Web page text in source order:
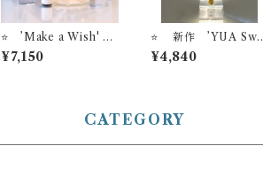
⭐️ ’Make a Wish' ST
YLE OF LABオリジ
ナル アロマソルトデ
¥7,150
⭐️ 新作 ’YUA Swe
et Lavender’ 万年筆
ビュッフェ ’Pick Wh
ビス】
¥4,840
CATEGORY